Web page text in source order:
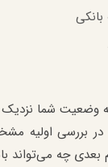
به وضعیت شما
در بررسی اولیه
بعدی چه می‌تواند